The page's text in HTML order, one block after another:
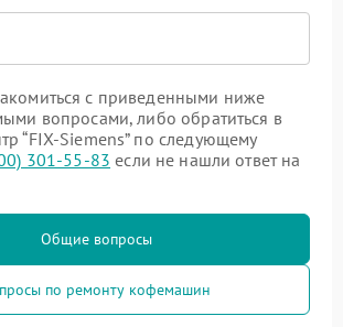
с приведенными ниже
вопросами, либо обратиться в
“FIX-Siemens” по следующему
301-55-83 если не нашли ответ на
Общие вопросы
по ремонту кофемашин